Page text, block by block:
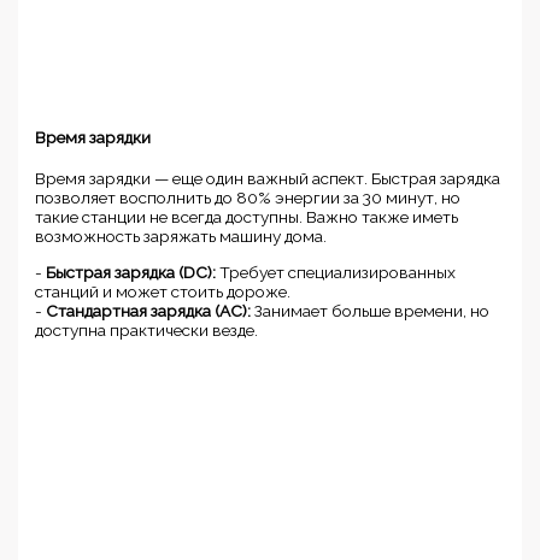
Время зарядки
Время зарядки — еще один важный аспект. Быстрая зарядка
позволяет восполнить до 80% энергии за 30 минут, но
такие станции не всегда доступны. Важно также иметь
возможность заряжать машину дома.
- Быстрая зарядка (DC):Требует специализированных
станций и может стоить дороже.
- Стандартная зарядка (AC):Занимает больше времени, но
доступна практически везде.